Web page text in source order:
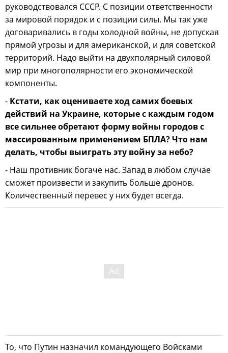
руководствовался СССР. С позиции ответственности
за мировой порядок и с позиции силы. Мы так уже
договаривались в годы холодной войны, не допуская
прямой угрозы и для американской, и для советской
территорий. Надо выйти на двухполярный силовой
мир при многополярности его экономической
компоненты.
- Кстати, как оцениваете ход самих боевых
действий на Украине, которые с каждым годом
все сильнее обретают форму войны городов с
массированным применением БПЛА? Что нам
делать, чтобы выиграть эту войну за небо?
- Наш противник богаче нас. Запад в любом случае
сможет произвести и закупить больше дронов.
Количественный перевес у них будет всегда.
То, что Путин назначил командующего Войсками